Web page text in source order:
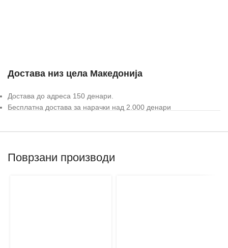
Достава низ цела Македонија
Достава до адреса 150 денари.
Бесплатна достава за нарачки над 2.000 денари
Поврзани производи